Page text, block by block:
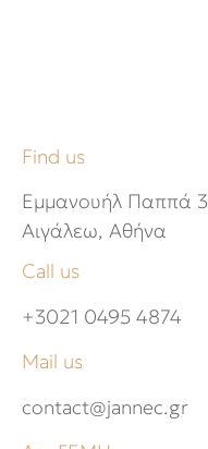
Find us
Εμμανουήλ Παππά
Αιγάλεω, Αθήνα
Call us
+3021 0495 4874
Mail us
contact@jannec.gr